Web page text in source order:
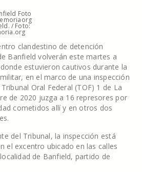
/ Foto:
clandestino de detención
Banfield volverán este martes a
estuvieron cautivos durante la
en el marco de una inspección
Oral Federal (TOF) 1 de La
de 2020 juzga a 16 represores por
cometidos allí y en otros dos
del Tribunal, la inspección está
el excentro ubicado en las calles
de Banfield, partido de